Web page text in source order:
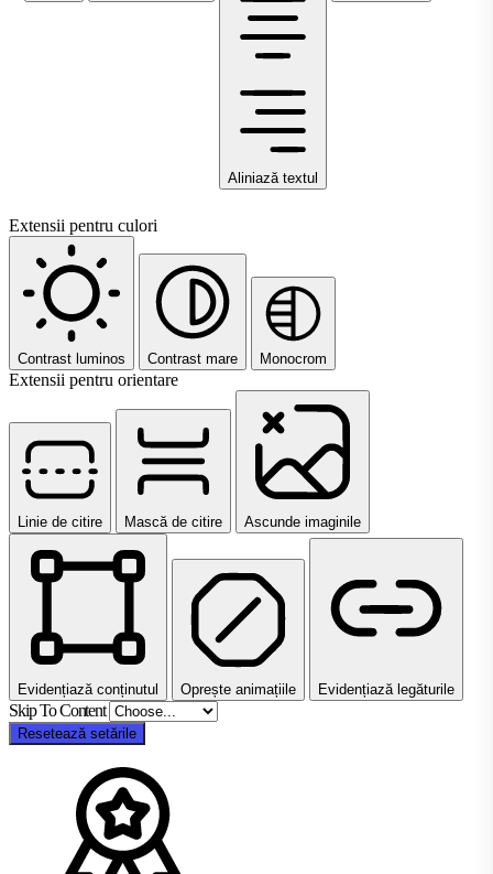
Aliniază textul
Extensii pentru culori
Contrast luminos Contrast mare Monocrom
Extensii pentru orientare
Linie de citire Mască de citire Ascunde imaginile
Evidențiază conținutul Oprește animațiile Evidențiază legăturile
Skip To Content
Resetează setările